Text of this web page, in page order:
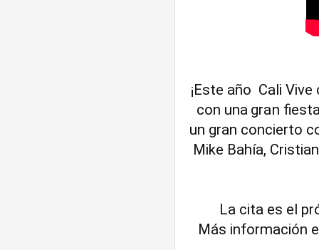
¡Este año  Cali
con una gran
un gran concierto
Mike Bahía,
La cita es el
Más información